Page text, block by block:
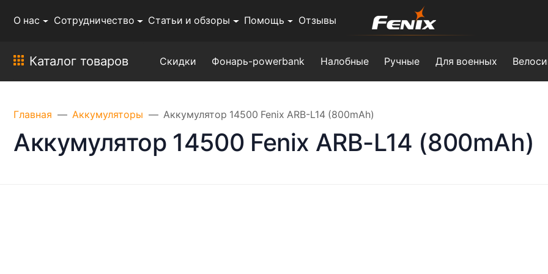
О нас Сотрудничество Статьи и обзоры Помощь Отзывы
Каталог товаров Скидки Фонарь-powerbank Налобные Ручные Для военных
Главная Аккумуляторы Аккумулятор 14500 Fenix ARB-L14 (800mAh)
Аккумулятор 14500 Fenix ARB-L14 (800mAh)